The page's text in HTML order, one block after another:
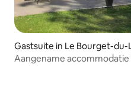
Gastsuite in Le Bourget-du-
Aangename accommodatie